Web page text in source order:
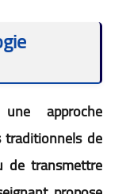
approche
traditionnels de
de transmettre